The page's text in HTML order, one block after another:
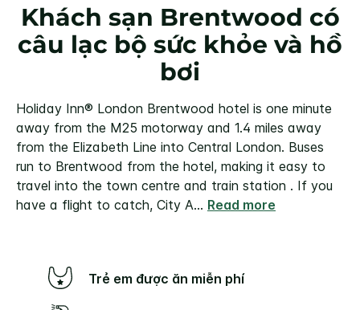
Khách sạn Brentwood có
câu lạc bộ sức khỏe và hồ
bơi
Holiday Inn® London Brentwood hotel is one minute
away from the M25 motorway and 1.4 miles away
from the Elizabeth Line into Central London. Buses
run to Brentwood from the hotel, making it easy to
travel into the town centre and train station . If you
have a flight to catch, City A... Read more
Trẻ em được ăn miễn phí